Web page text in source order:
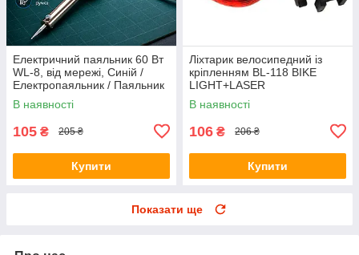
Електричний паяльник 60 Вт
WL-8, від мережі, Синій /
Електропаяльник / Паяльник
для мікросхем / Паяльник з
мідним жалом
В наявності
105 ₴ 205 ₴
Купити
Ліхтарик велосипедний із
кріпленням BL-118 BIKE
LIGHT+LASER
В наявності
106 ₴ 206 ₴
Купити
Показати ще